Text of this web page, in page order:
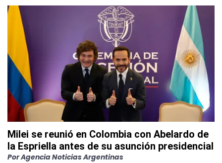
Milei se reunió en Colombia con Abelardo de
la Espriella antes de su asunción presidencial
PorAgencia Noticias Argentinas